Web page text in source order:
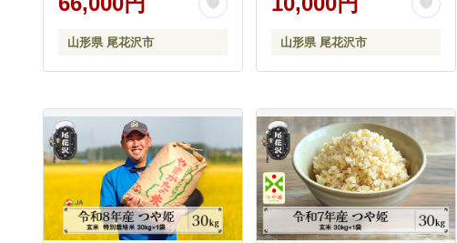
山形県 尾花沢市 山形県 尾花沢市